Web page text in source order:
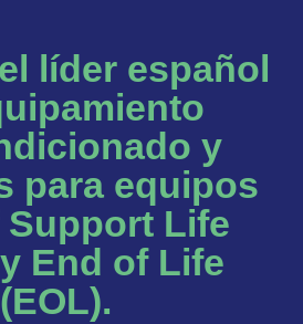
líder español
y
para equipos
Support Life
End of Life
(EOL).